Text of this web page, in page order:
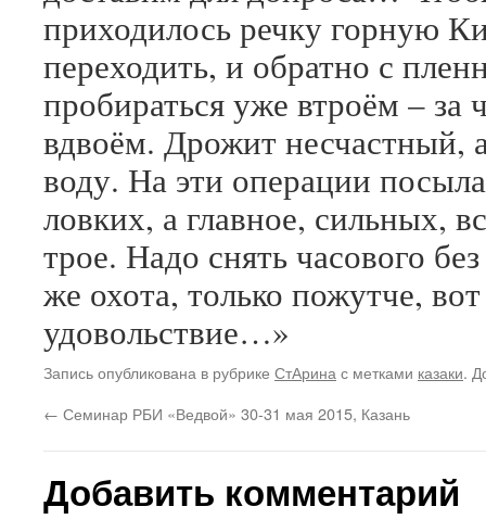
приходилось речку горную
переходить, и обратно с
пробираться уже втроём – за
вдвоём. Дрожит несчастный,
воду. На эти операции
ловких, а главное, сильных,
трое. Надо снять часового
же охота, только пожутче,
удовольствие…»
Запись опубликована в рубрике СтАрина с метками казаки.
← Семинар РБИ «Ведвой» 30-31 мая 2015, Казань
Добавить комментарий